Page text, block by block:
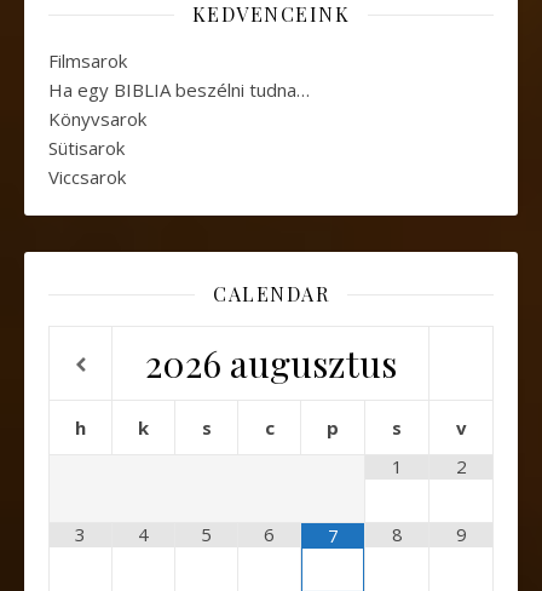
KEDVENCEINK
Filmsarok
Ha egy BIBLIA beszélni tudna…
Könyvsarok
Sütisarok
Viccsarok
CALENDAR
2026 augusztus
h k s c p s
v
1
2
3 4 5 6 7 8 9